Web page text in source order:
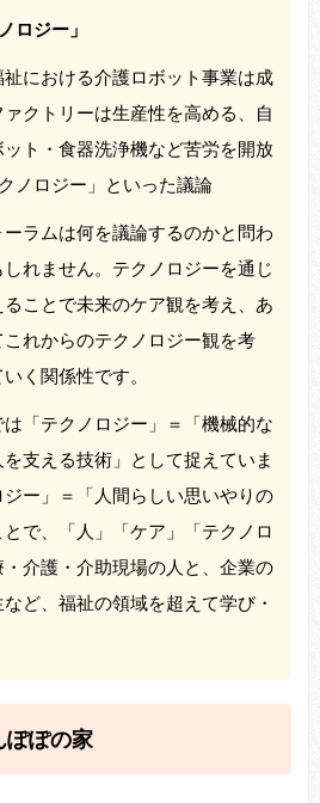
ロジー」
における介護ロボット事業は成
クトリーは生産性を高める、自
ト・食器洗浄機など苦労を開放
ノロジー」といった議論
ラムは何を議論するのかと問わ
れません。テクノロジーを通じ
ことで未来のケア観を考え、あ
れからのテクノロジー観を考
く関係性です。
「テクノロジー」＝「機械的な
支える技術」として捉えていま
ー」＝「人間らしい思いやりの
で、「人」「ケア」「テクノロ
介護・介助現場の人と、企業の
ど、福祉の領域を超えて学び・
ぽぽの家